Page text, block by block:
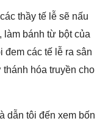
thầy tế lễ sẽ nấu
làm bánh từ bột của
đem các tế lễ ra sân
hóa truyền cho
dẫn tôi đến xem bốn